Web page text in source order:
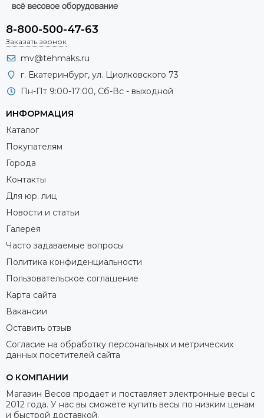
8-800-500-47-63
Заказать звонок
mv@tehmaks.ru
г. Екатеринбург, ул. Циолковского 73
Пн-Пт 9:00-17:00, Сб-Вс - выходной
ИНФОРМАЦИЯ
Каталог
Покупателям
Города
Контакты
Для юр. лиц
Новости и статьи
Галерея
Часто задаваемые вопросы
Политика конфиденциальности
Пользовательское соглашение
Карта сайта
Вакансии
Оставить отзыв
Согласие на обработку персональных и метрических
данных посетителей сайта
О КОМПАНИИ
Магазин Весов продает и поставляет электронные весы с
2012 года. У нас вы сможете купить весы по низким ценам
и быстрой доставкой.